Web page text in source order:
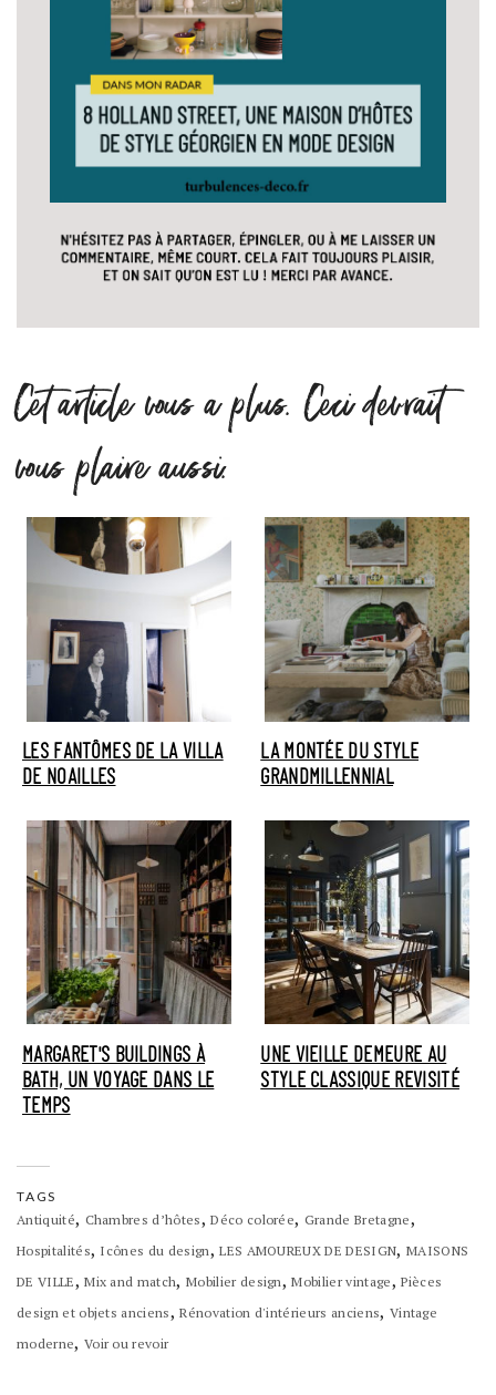
Cet article vous a plus. Ceci devrait
vous plaire aussi.
LES FANTÔMES DE LA VILLA
DE NOAILLES
LA MONTÉE DU STYLE
GRANDMILLENNIAL
MARGARET'S BUILDINGS À
BATH, UN VOYAGE DANS LE
TEMPS
UNE VIEILLE DEMEURE AU
STYLE CLASSIQUE REVISITÉ
TAGS
Antiquité, Chambres d’hôtes,Déco colorée, Grande Bretagne,
Hospitalités, Icônes du design,LES AMOUREUX DE DESIGN, MAISONS
DE VILLE,Mix and match,Mobilier design,Mobilier vintage,Pièces
design et objets anciens,Rénovation d'intérieurs anciens, Vintage
moderne, Voir ou revoir